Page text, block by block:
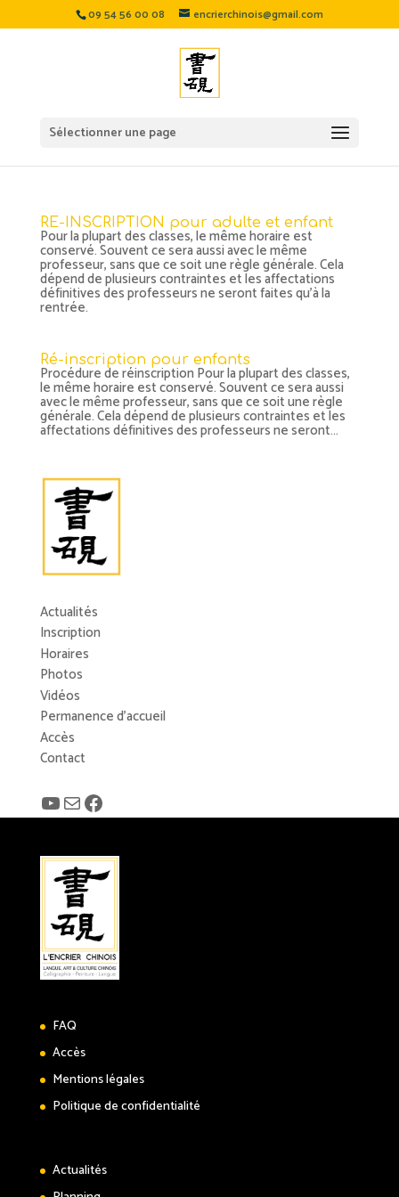
09 54 56 00 08 encrierchinois@gmail.com
Sélectionner une page
RE-INSCRIPTION pour adulte et enfant
Pour la plupart des classes, le même horaire est
conservé. Souvent ce sera aussi avec le même
professeur, sans que ce soit une règle générale. Cela
dépend de plusieurs contraintes et les affectations
définitives des professeurs ne seront faites qu’à la
rentrée.
Ré-inscription pour enfants
Procédure de réinscription Pour la plupart des classes,
le même horaire est conservé. Souvent ce sera aussi
avec le même professeur, sans que ce soit une règle
générale. Cela dépend de plusieurs contraintes et les
affectations définitives des professeurs ne seront...
Actualités
Inscription
Horaires
Photos
Vidéos
Permanence d’accueil
Accès
Contact
YouTube
E-mailFacebook
FAQ
Accès
Mentions légales
Politique de confidentialité
Actualités